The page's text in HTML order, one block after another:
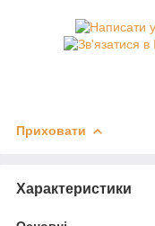
Приховати
Характеристики